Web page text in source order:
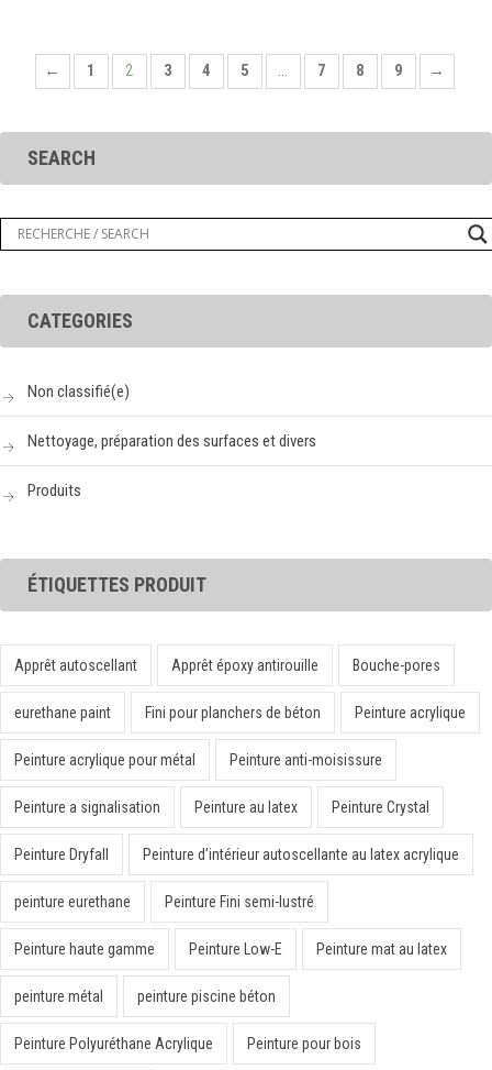
← 1 2 3 4 5 … 7 8 9 →
SEARCH
CATEGORIES
Non classifié(e)
Nettoyage, préparation des surfaces et divers
Produits
ÉTIQUETTES PRODUIT
Apprêt autoscellant Apprêt époxy antirouille Bouche-pores
eurethane paint Fini pour planchers de béton Peinture acrylique
Peinture acrylique pour métal Peinture anti-moisissure
Peinture a signalisation Peinture au latex Peinture Crystal
Peinture Dryfall Peinture d’intérieur autoscellante au latex acrylique
peinture eurethane Peinture Fini semi-lustré
Peinture haute gamme Peinture Low-E Peinture mat au latex
peinture métal peinture piscine béton
Peinture Polyuréthane Acrylique Peinture pour bois